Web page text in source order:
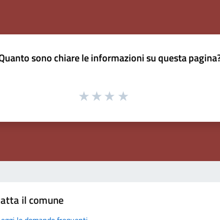
sono chiare le informazioni su questa
il comune